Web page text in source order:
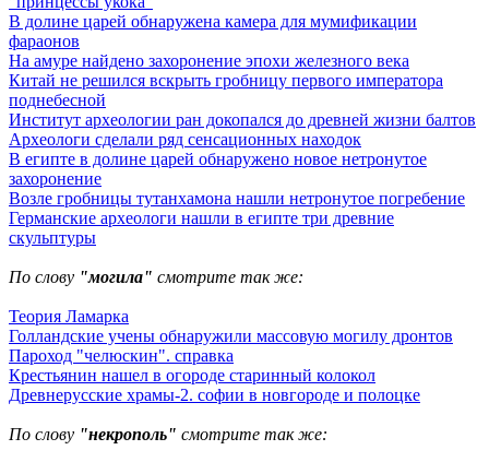
В долине царей обнаружена камера для мумификации
фараонов
На амуре найдено захоронение эпохи железного века
Китай не решился вскрыть гробницу первого императора
поднебесной
Институт археологии ран докопался до древней жизни балтов
Археологи сделали ряд сенсационных находок
В египте в долине царей обнаружено новое нетронутое
захоронение
Возле гробницы тутанхамона нашли нетронутое погребение
Германские археологи нашли в египте три древние
скульптуры
По слову "могила" смотрите так же:
Теория Ламарка
Голландские учены обнаружили массовую могилу дронтов
Пароход "челюскин". справка
Крестьянин нашел в огороде старинный колокол
Древнерусские храмы-2. софии в новгороде и полоцке
По слову "некрополь" смотрите так же: